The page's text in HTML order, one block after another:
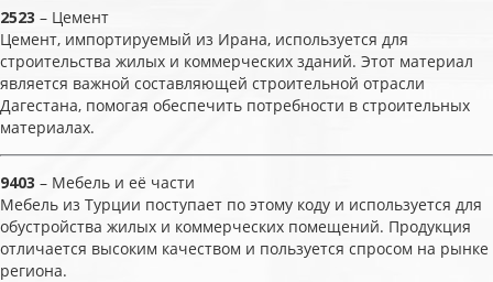
2523 – Цемент
Цемент, импортируемый из Ирана, используется для
строительства жилых и коммерческих зданий. Этот материал
является важной составляющей строительной отрасли
Дагестана, помогая обеспечить потребности в строительных
материалах.
9403 – Мебель и её части
Мебель из Турции поступает по этому коду и используется для
обустройства жилых и коммерческих помещений. Продукция
отличается высоким качеством и пользуется спросом на рынке
региона.